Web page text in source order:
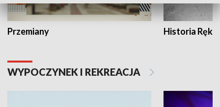
Przemiany Historia Ręką
WYPOCZYNEK I REKREACJA